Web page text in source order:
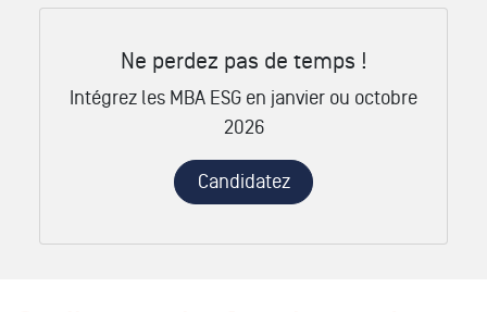
Ne perdez pas de temps !
Intégrez les MBA ESG en janvier ou octobre
2026
Candidatez